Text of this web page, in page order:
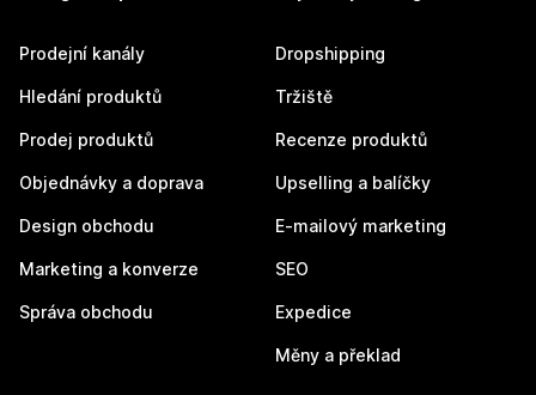
Prodejní kanály
Hledání produktů
Prodej produktů
Objednávky a doprava
Design obchodu
Marketing a konverze
Správa obchodu
Dropshipping
Tržiště
Recenze produktů
Upselling a balíčky
E-mailový marketing
SEO
Expedice
Měny a překlad